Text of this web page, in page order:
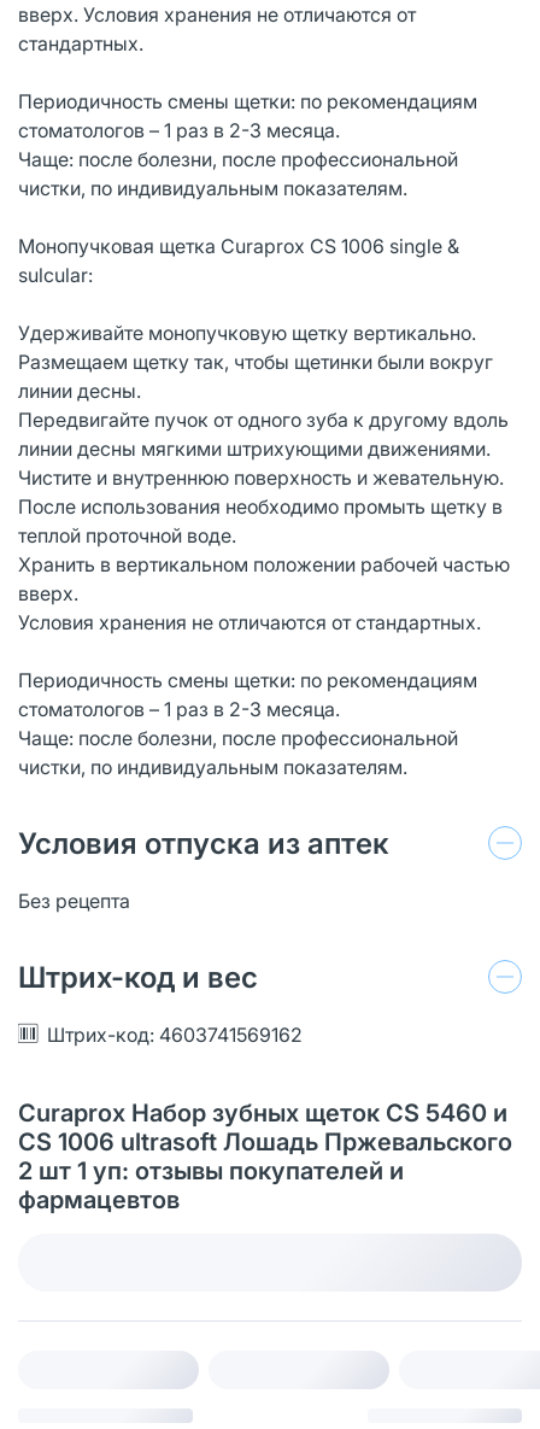
вверх. Условия хранения не отличаются от
стандартных.
Периодичность смены щетки: по рекомендациям
стоматологов – 1 раз в 2-3 месяца.
Чаще: после болезни, после профессиональной
чистки, по индивидуальным показателям.
Монопучковая щетка Curaprox CS 1006 single &
sulcular:
Удерживайте монопучковую щетку вертикально.
Размещаем щетку так, чтобы щетинки были вокруг
линии десны.
Передвигайте пучок от одного зуба к другому вдоль
линии десны мягкими штрихующими движениями.
Чистите и внутреннюю поверхность и жевательную.
После использования необходимо промыть щетку в
теплой проточной воде.
Хранить в вертикальном положении рабочей частью
вверх.
Условия хранения не отличаются от стандартных.
Периодичность смены щетки: по рекомендациям
стоматологов – 1 раз в 2-3 месяца.
Чаще: после болезни, после профессиональной
чистки, по индивидуальным показателям.
Условия отпуска из аптек
Без рецепта
Штрих-код и вес
Штрих-код: 4603741569162
Curaprox Набор зубных щеток CS 5460 и
CS 1006 ultrasoft Лошадь Пржевальского
2 шт 1 уп: отзывы покупателей и
фармацевтов